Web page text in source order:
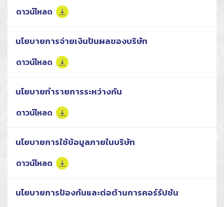
ดาวน์โหลด
นโยบายการจ่ายเงินปันผลของบริษัท
ดาวน์โหลด
นโยบายทำรายการระหว่างกัน
ดาวน์โหลด
นโยบายการใช้ข้อมูลภายในบริษัท
ดาวน์โหลด
นโยบายการป้องกันและต่อต้านการคอร์รัปชัน